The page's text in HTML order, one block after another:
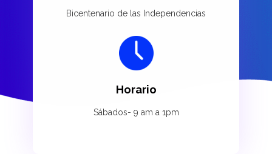
Bicentenario de las Independencias
Horario
Sábados- 9 am a 1pm